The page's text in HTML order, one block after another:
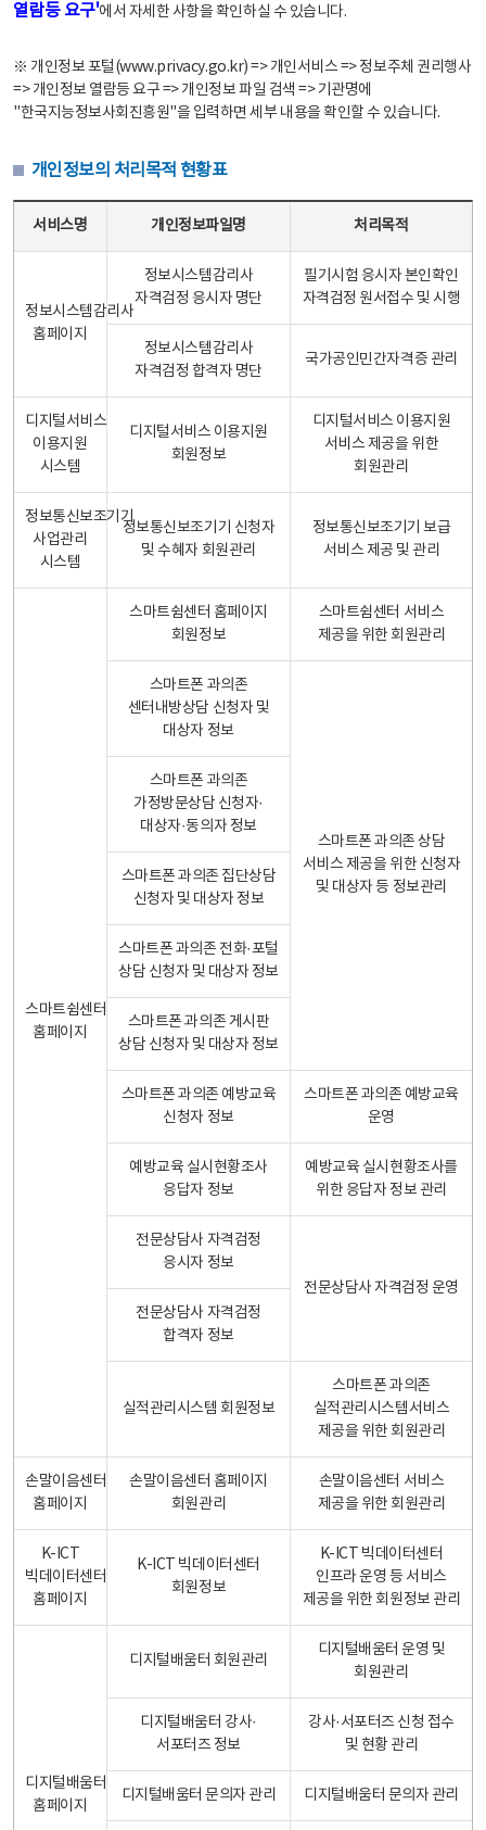
열람등 요구'에서 자세한 사항을 확인하실 수 있습니다.
※ 개인정보 포털(www.privacy.go.kr) => 개인서비스 => 정보주체 권리행사
=> 개인정보 열람등 요구 => 개인정보 파일 검색 => 기관명에
"한국지능정보사회진흥원"을 입력하면 세부 내용을 확인할 수 있습니다.
개인정보의 처리목적 현황표
서비스명 개인정보파일명 처리목적
정보시스템감리사
홈페이지
정보시스템감리사
자격검정 응시자 명단
필기시험 응시자 본인확인
자격검정 원서접수 및 시행
정보시스템감리사
자격검정 합격자 명단
국가공인민간자격증 관리
디지털서비스
이용지원
시스템
디지털서비스 이용지원
회원정보
디지털서비스 이용지원
서비스 제공을 위한
회원관리
정보통신보조기기
사업관리
시스템
정보통신보조기기 신청자
및 수혜자 회원관리
정보통신보조기기 보급
서비스 제공 및 관리
스마트쉼센터
홈페이지
스마트쉼센터 홈페이지
회원정보
스마트쉼센터 서비스
제공을 위한 회원관리
스마트폰 과의존
센터내방상담 신청자 및
대상자 정보
스마트폰 과의존 상담
서비스 제공을 위한 신청자
및 대상자 등 정보관리
스마트폰 과의존
가정방문상담 신청자·
대상자·동의자 정보
스마트폰 과의존 집단상담
신청자 및 대상자 정보
스마트폰 과의존 전화·포털
상담 신청자 및 대상자 정보
스마트폰 과의존 게시판
상담 신청자 및 대상자 정보
스마트폰 과의존 예방교육
신청자 정보
스마트폰 과의존 예방교육
운영
예방교육 실시현황조사
응답자 정보
예방교육 실시현황조사를
위한 응답자 정보 관리
전문상담사 자격검정
응시자 정보
전문상담사 자격검정 운영
전문상담사 자격검정
합격자 정보
실적관리시스템 회원정보
스마트폰 과의존
실적관리시스템서비스
제공을 위한 회원관리
손말이음센터
홈페이지
손말이음센터 홈페이지
회원관리
손말이음센터 서비스
제공을 위한 회원관리
K-ICT
빅데이터센터
홈페이지
K-ICT 빅데이터센터
회원정보
K-ICT 빅데이터센터
인프라 운영 등 서비스
제공을 위한 회원정보 관리
디지털배움터
홈페이지
디지털배움터 회원관리
디지털배움터 운영 및
회원관리
디지털배움터 강사·
서포터즈 정보
강사·서포터즈 신청 접수
및 현황 관리
디지털배움터 문의자 관리 디지털배움터 문의자 관리